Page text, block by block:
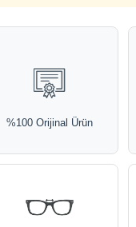
%100 Orijinal Ürün